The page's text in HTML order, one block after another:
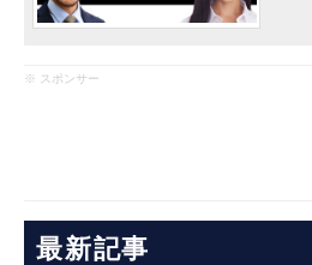
※ スポンサー
最新記事